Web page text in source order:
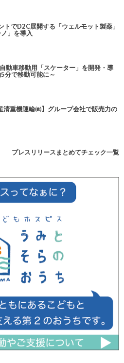
トでD2C展開する「ウェルモット製薬」
」を導入
動車移動用「スケーター」を開発・導
分で移動可能に～
清重機運輸㈱】グループ会社で販売力の
プレスリリースまとめてチェック一覧